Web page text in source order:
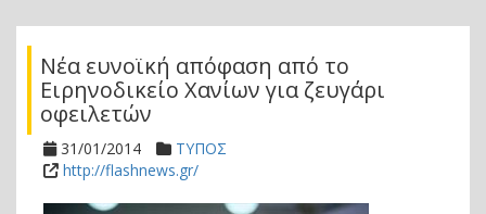
Νέα ευνοϊκή απόφαση από το
Ειρηνοδικείο Χανίων για ζευγάρι
οφειλετών
31/01/2014
ΤΥΠΟΣ
http://flashnews.gr/